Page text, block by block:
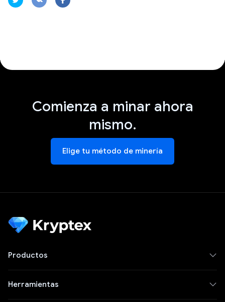
Comienza a minar ahora
mismo.
Elige tu método de minería
Productos
Herramientas